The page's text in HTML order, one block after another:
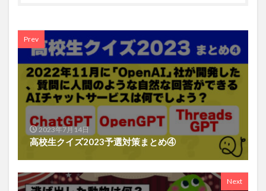
Prev
2023年7月14日
高校生クイズ2023予選対策まとめ④
Next